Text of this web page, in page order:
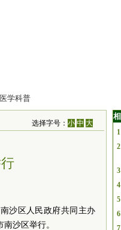
医学科普
选择字号：小 中 大
沙区人民政府共同主办
沙区举行。
1
2
3
4
5
6
7